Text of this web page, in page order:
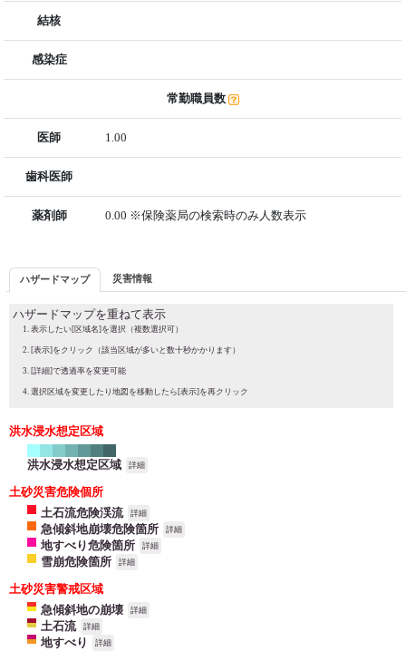
結核
感染症
常勤職員数
医師 1.00
歯科医師
薬剤師 0.00 ※保険薬局の検索時のみ人数表示
ハザードマップ 災害情報
ハザードマップを重ねて表示
表示したい[区域名]を選択（複数選択可）
[表示]をクリック（該当区域が多いと数十秒かかります）
[詳細]で透過率を変更可能
選択区域を変更したり地図を移動したら[表示]を再クリック
洪水浸水想定区域
洪水浸水想定区域 詳細
土砂災害危険個所
土石流危険渓流
詳細
急傾斜地崩壊危険箇所 詳細
地すべり危険箇所 詳細
雪崩危険箇所 詳細
土砂災害警戒区域
急傾斜地の崩壊
詳細
土石流 詳細
地すべり 詳細